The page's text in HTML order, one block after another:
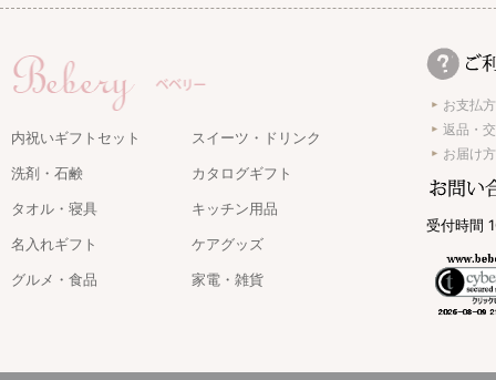
内祝いギフトセット
スイーツ・ドリンク
洗剤・石鹸
カタログギフト
タオル・寝具
キッチン用品
名入れギフト
ケアグッズ
グルメ・食品
家電・雑貨
お支払
返品・
お届け
受付時間